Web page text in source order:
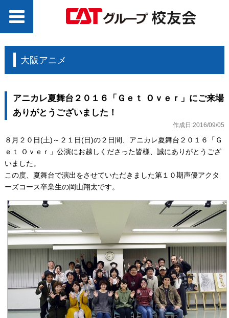
大阪アニメ
アニカレ夏舞台２０１６「Ｇｅｔ Ｏｖｅｒ」にご来場
ありがとうございました！
作成日:2016/09/05
８月２０日(土)～２１日(日)の２日間、アニカレ夏舞台２０１６「Ｇ
ｅｔ Ｏｖｅｒ」公演にお越しくださった皆様、誠にありがとうござ
いました。
この度、夏舞台で演出をさせていただきました第１０期声優アクタ
ーズコース卒業生の岡山翔太です。